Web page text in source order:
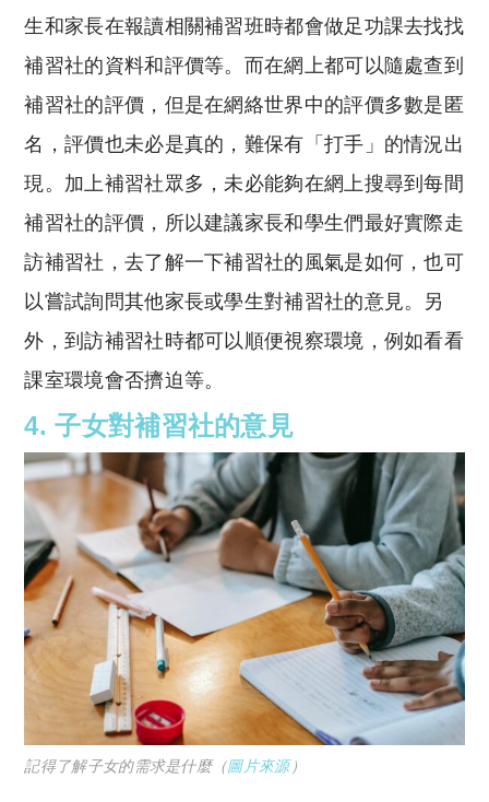
生和家長在報讀相關補習班時都會做足功課去找找
補習社的資料和評價等。而在網上都可以隨處查到
補習社的評價，但是在網絡世界中的評價多數是匿
名，評價也未必是真的，難保有「打手」的情況出
現。加上補習社眾多，未必能夠在網上搜尋到每間
補習社的評價，所以建議家長和學生們最好實際走
訪補習社，去了解一下補習社的風氣是如何，也可
以嘗試詢問其他家長或學生對補習社的意見。另
外，到訪補習社時都可以順便視察環境，例如看看
課室環境會否擠迫等。
4.子女對補習社的意見
記得了解子女的需求是什麼（圖片來源）